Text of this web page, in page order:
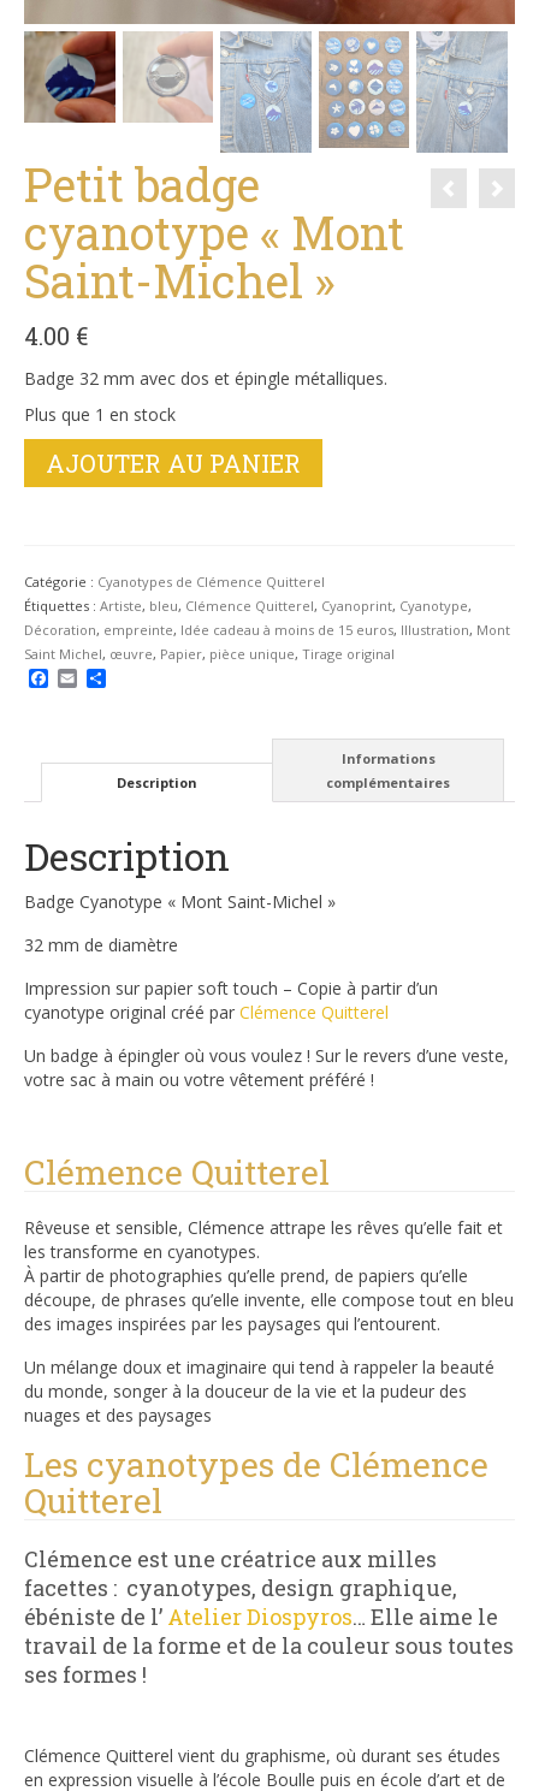
Petit badge
cyanotype « Mont
Saint-Michel »
4.00 €
Badge 32 mm avec dos et épingle métalliques.
Plus que 1 en stock
Saint-
Michel"
AJOUTER AU PANIER
Catégorie : Cyanotypes de Clémence Quitterel
Étiquettes : Artiste, bleu, Clémence Quitterel, Cyanoprint, Cyanotype,
Décoration, empreinte, Idée cadeau à moins de 15 euros, Illustration, Mont
Saint Michel, œuvre, Papier, pièce unique, Tirage original
Facebook
Email
Description
Informations
complémentaires
Description
Badge Cyanotype « Mont Saint-Michel »
32 mm de diamètre
Impression sur papier soft touch – Copie à partir d’un
cyanotype original créé par Clémence Quitterel
Un badge à épingler où vous voulez ! Sur le revers d’une veste,
votre sac à main ou votre vêtement préféré !
Clémence Quitterel
Rêveuse et sensible, Clémence attrape les rêves qu’elle fait et
les transforme en cyanotypes.
À partir de photographies qu’elle prend, de papiers qu’elle
découpe, de phrases qu’elle invente, elle compose tout en bleu
des images inspirées par les paysages qui l’entourent.
Un mélange doux et imaginaire qui tend à rappeler la beauté
du monde, songer à la douceur de la vie et la pudeur des
nuages et des paysages
Les cyanotypes de Clémence
Quitterel
Clémence est une créatrice aux milles
facettes : cyanotypes, design graphique,
ébéniste de l’ Atelier Diospyros… Elle aime le
travail de la forme et de la couleur sous toutes
ses formes !
Clémence Quitterel vient du graphisme, où durant ses études
en expression visuelle à l’école Boulle puis en école d’art et de